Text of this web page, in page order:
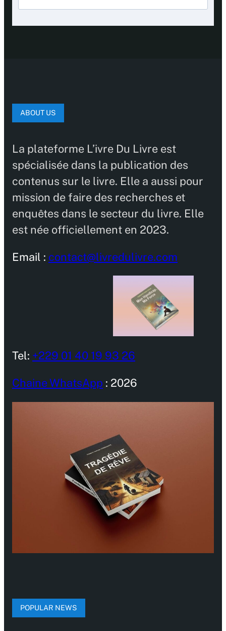
ABOUT US
La plateforme L’ivre Du Livre est
spécialisée dans la publication des
contenus sur le livre. Elle a aussi pour
mission de faire des recherches et
enquêtes dans le secteur du livre. Elle
est née officiellement en 2023.
Email : contact@livredulivre.com
Tel: +229 01 40 19 93 26
Chaine WhatsApp : 2026
POPULAR NEWS